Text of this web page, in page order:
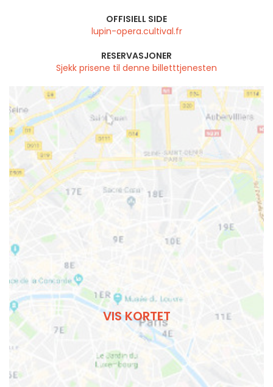
OFFISIELL SIDE
lupin-opera.cultival.fr
RESERVASJONER
Sjekk prisene til denne billetttjenesten
VIS KORTET